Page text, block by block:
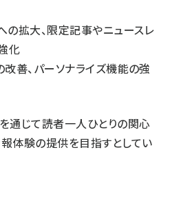
の拡大、限定記事やニュースレ
化
善、パーソナライズ機能の強
通じて読者一人ひとりの関心
体験の提供を目指すとしてい